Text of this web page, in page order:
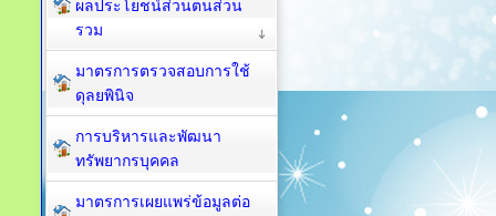
ผลประโยชน์ส่วนตนส่วน
รวม
มาตรการตรวจสอบการใช้
ดุลยพินิจ
การบริหารและพัฒนา
ทรัพยากรบุคคล
มาตรการเผยแพร่ข้อมูลต่อ